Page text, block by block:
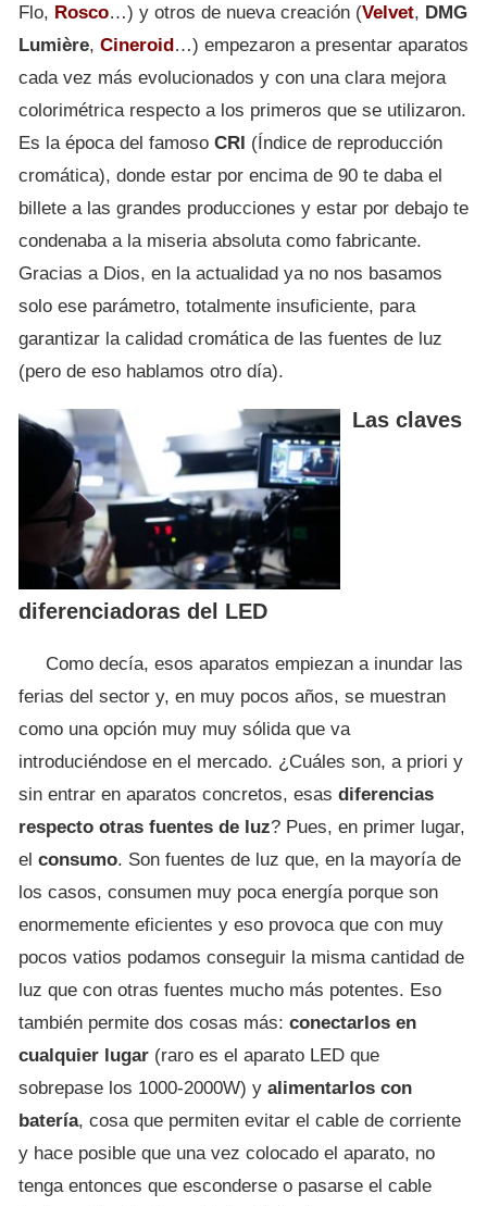
Flo, Rosco…) y otros de nueva creación (Velvet, DMG
Lumière, Cineroid…) empezaron a presentar aparatos
cada vez más evolucionados y con una clara mejora
colorimétrica respecto a los primeros que se utilizaron.
Es la época del famoso CRI (Índice de reproducción
cromática), donde estar por encima de 90 te daba el
billete a las grandes producciones y estar por debajo te
condenaba a la miseria absoluta como fabricante.
Gracias a Dios, en la actualidad ya no nos basamos
solo ese parámetro, totalmente insuficiente, para
garantizar la calidad cromática de las fuentes de luz
(pero de eso hablamos otro día).
Las claves
diferenciadoras del LED
Como decía, esos aparatos empiezan a inundar las
ferias del sector y, en muy pocos años, se muestran
como una opción muy muy sólida que va
introduciéndose en el mercado. ¿Cuáles son, a priori y
sin entrar en aparatos concretos, esas diferencias
respecto otras fuentes de luz? Pues, en primer lugar,
el consumo. Son fuentes de luz que, en la mayoría de
los casos, consumen muy poca energía porque son
enormemente eficientes y eso provoca que con muy
pocos vatios podamos conseguir la misma cantidad de
luz que con otras fuentes mucho más potentes. Eso
también permite dos cosas más: conectarlos en
cualquier lugar (raro es el aparato LED que
sobrepase los 1000-2000W) y alimentarlos con
batería, cosa que permiten evitar el cable de corriente
y hace posible que una vez colocado el aparato, no
tenga entonces que esconderse o pasarse el cable